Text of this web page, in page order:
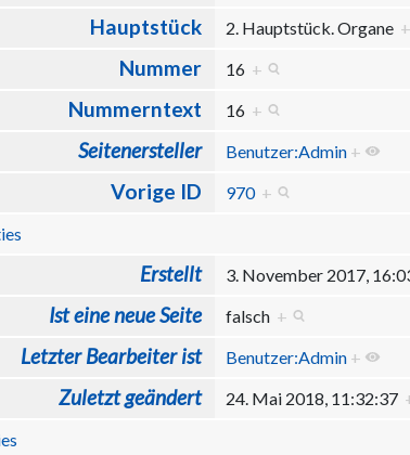
Hauptstück 2. Hauptstück. Organe +
Nummer 16 +
Nummerntext 16 +
Seitenersteller Benutzer:Admin +
Vorige ID 970 +
Erstellt 3. November 2017,
Ist eine neue Seite falsch +
Letzter Bearbeiter ist Benutzer:Admin +
Zuletzt geändert 24. Mai 2018, 11:32:37